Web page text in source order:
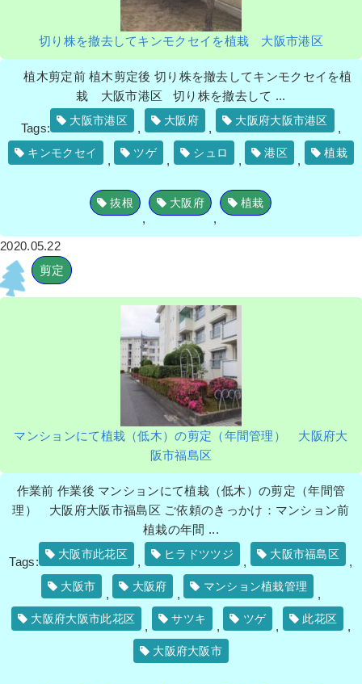
切り株を撤去してキンモクセイを植栽 大阪市港区
植木剪定前 植木剪定後 切り株を撤去してキンモクセイを植
栽 大阪市港区 切り株を撤去して ...
Tags:
大阪市港区
,
大阪府
,
大阪府大阪市港区
,
キンモクセイ
,
ツゲ
,
シュロ
,
港区
,
植栽
抜根
,
大阪府
,
植栽
2020.05.22
剪定
マンションにて植栽（低木）の剪定（年間管理） 大阪府大
阪市福島区
作業前 作業後 マンションにて植栽（低木）の剪定（年間管
理） 大阪府大阪市福島区 ご依頼のきっかけ：マンション前
植栽の年間 ...
Tags:
大阪市此花区
,
ヒラドツツジ
,
大阪市福島区
,
大阪市
,
大阪府
,
マンション植栽管理
,
大阪府大阪市此花区
,
サツキ
,
ツゲ
,
此花区
,
大阪府大阪市